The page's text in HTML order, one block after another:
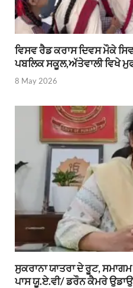
ਵਿਸਵ ਰੈਡ ਕਰਾਸ ਦਿਵਸ ਮੌਕੇ
ਪਬਲਿਕ ਸਕੂਲ,ਅੱਤੇਵਾਲੀ ਵਿਖੇ
8 May 2026
ਸੁਕਰਾਨਾ ਯਾਤਰਾ ਦੇ ਰੂਟ,
ਪਾਸ ਯੂ.ਏ.ਵੀ/ ਡਰੌਨ ਕੈਮਰੇ